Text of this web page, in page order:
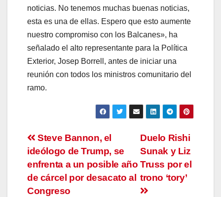
noticias. No tenemos muchas buenas noticias,
esta es una de ellas. Espero que esto aumente
nuestro compromiso con los Balcanes», ha
señalado el alto representante para la Política
Exterior, Josep Borrell, antes de iniciar una
reunión con todos los ministros comunitario del
ramo.
Navegación
de
entradas
Duelo Rishi
Sunak y Liz
Truss por el
trono ‘tory’
Steve Bannon, el
ideólogo de Trump, se
enfrenta a un posible año
de cárcel por desacato al
Congreso